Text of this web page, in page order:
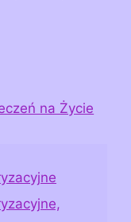
na Życie